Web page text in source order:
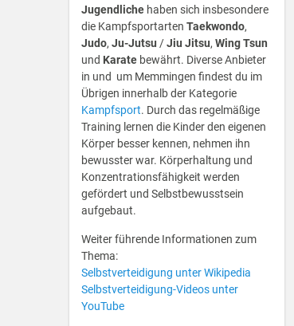
Jugendliche haben sich insbesondere
die Kampfsportarten Taekwondo,
Judo, Ju-Jutsu /Jiu Jitsu, Wing Tsun
und Karate bewährt. Diverse Anbieter
in und um Memmingen findest du im
Übrigen innerhalb der Kategorie
Kampfsport. Durch das regelmäßige
Training lernen die Kinder den eigenen
Körper besser kennen, nehmen ihn
bewusster war. Körperhaltung und
Konzentrationsfähigkeit werden
gefördert und Selbstbewusstsein
aufgebaut.
Weiter führende Informationen zum
Thema:
Selbstverteidigung unter Wikipedia
Selbstverteidigung-Videos unter
YouTube